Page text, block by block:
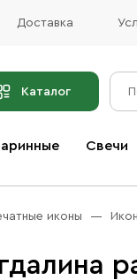
Доставка
Каталог
Свечи
иконы